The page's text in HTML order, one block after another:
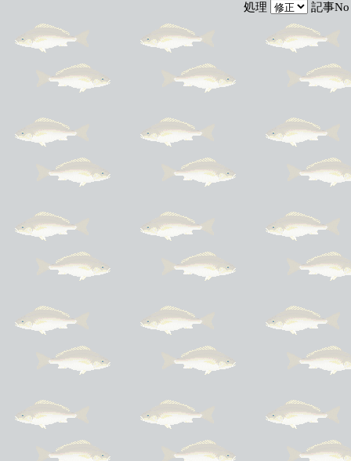
処理 記事